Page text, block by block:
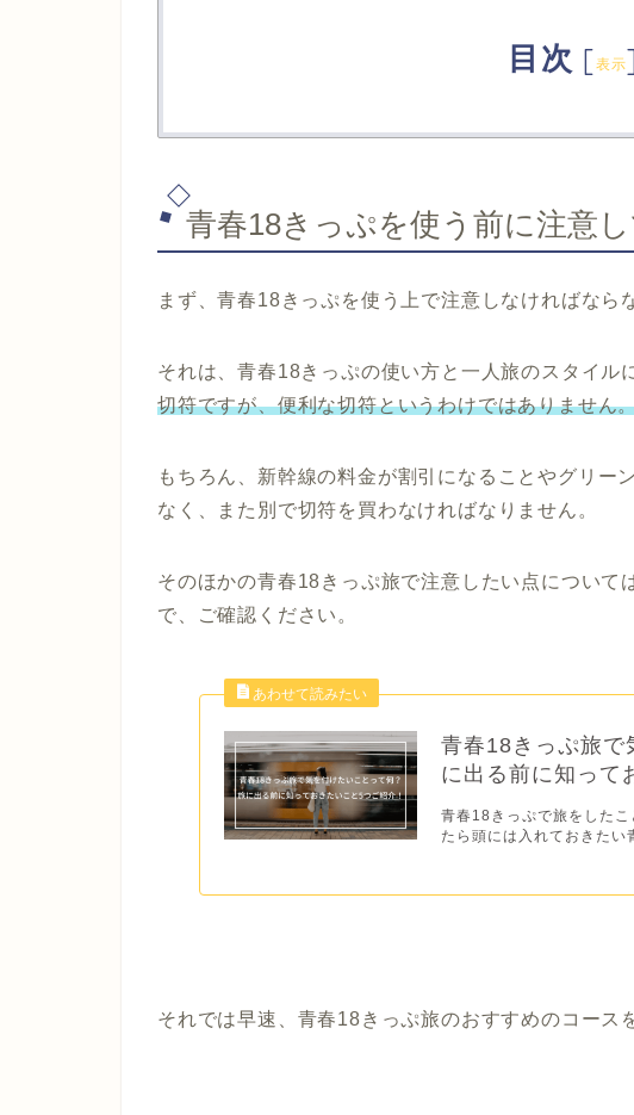
目次 [表示
青春18きっぷを使う前に注意
まず、青春18きっぷを使う上で注意しなければなら
それは、青春18きっぷの使い方と一人旅のスタイル
切符ですが、便利な切符というわけではありません
もちろん、新幹線の料金が割引になることやグリー
なく、また別で切符を買わなければなりません。
そのほかの青春18きっぷ旅で注意したい点について
で、ご確認ください。
青春18きっぷ旅で
に出る前に知って
青春18きっぷで旅をした
たら頭には入れておきたい
それでは早速、青春18きっぷ旅のおすすめのコース